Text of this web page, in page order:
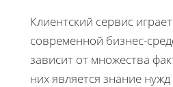
Клиентский сервис
современной бизнес-
зависит от множества
них является знание